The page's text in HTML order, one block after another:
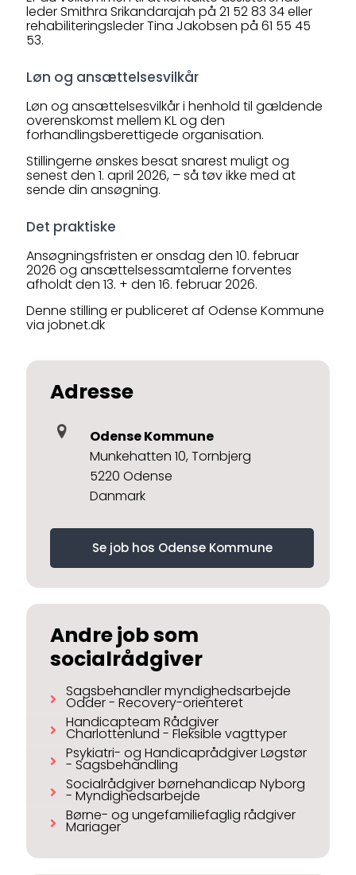
leder Smithra Srikandarajah på 21 52 83 34 eller
rehabiliteringsleder Tina Jakobsen på 61 55 45
53.
Løn og ansættelsesvilkår
Løn og ansættelsesvilkår i henhold til gældende
overenskomst mellem KL og den
forhandlingsberettigede organisation.
Stillingerne ønskes besat snarest muligt og
senest den 1. april 2026, – så tøv ikke med at
sende din ansøgning.
Det praktiske
Ansøgningsfristen er onsdag den 10. februar
2026 og ansættelsessamtalerne forventes
afholdt den 13. + den 16. februar 2026.
Denne stilling er publiceret af Odense Kommune
via jobnet.dk
Adresse
Odense Kommune
Munkehatten 10, Tornbjerg
5220 Odense
Danmark
Se job hos Odense Kommune
Andre job som
socialrådgiver
Sagsbehandler myndighedsarbejde
Odder - Recovery-orienteret
Handicapteam Rådgiver
Charlottenlund - Fleksible vagttyper
Psykiatri- og Handicaprådgiver Løgstør
- Sagsbehandling
Socialrådgiver børnehandicap Nyborg
- Myndighedsarbejde
Børne- og ungefamiliefaglig rådgiver
Mariager